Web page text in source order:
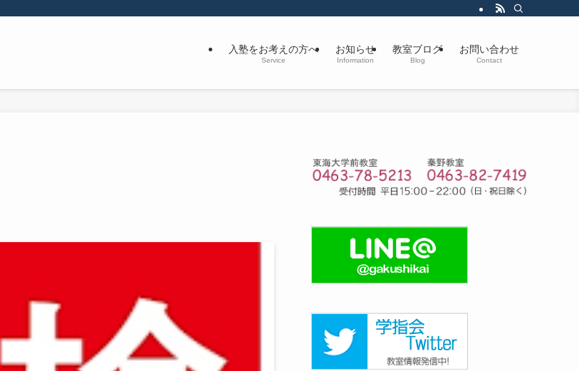
入塾をお考えの方へ
Service
お知らせ
Information
教室ブログ
Blog
お問い合わせ
Contact